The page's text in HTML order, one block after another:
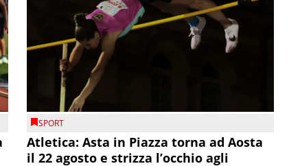
SPORT
Atletica: Asta in Piazza torna ad Aosta
il 22 agosto e strizza l’occhio agli